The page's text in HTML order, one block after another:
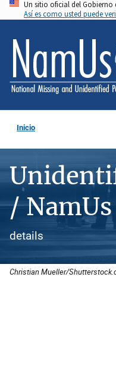
Pasar
al
contenido
principal
Un sitio oficial del Gobierno
Así es como usted puede
Inicio
/
details
Christian Mueller/